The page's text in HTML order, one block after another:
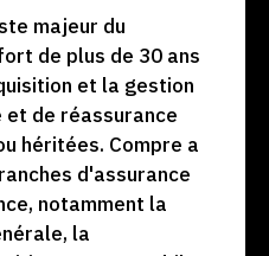
majeur du
de plus de 30 ans
et la gestion
de réassurance
héritées. Compre a
d'assurance
notamment la
la